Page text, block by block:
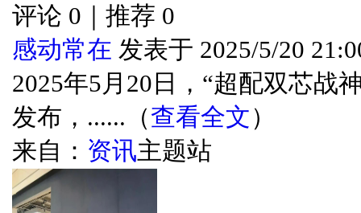
评论 0｜推荐 0
感动常在 发表于 2025/5/20
2025年5月20日，“超配双芯战
发布，......（查看全文 ）
来自： 资讯主题站